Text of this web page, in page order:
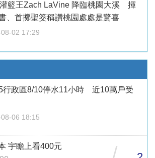
籃王Zach LaVine 降臨桃園大溪 揮
、首擲聖筊稱讚桃園處處是驚喜
02 17:29
行政區8/10停水11小時 近10萬戶受
06 18:15
宇瞻上看400元
/